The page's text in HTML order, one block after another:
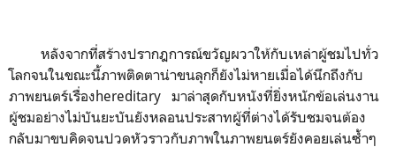
หลังจากที่สร้างปรากฎการณ์ขวัญผวาให้กับเหล่าผู้ชมไปทั่ว
โลกจนในขณะนี้ภาพติดตาน่าขนลุกก็ยังไม่หายเมื่อได้นึกถึงกับ
ภาพยนตร์เรื่องhereditary มาล่าสุดกับหนังที่ยิ่งหนักข้อเล่นงาน
ผู้ชมอย่างไม่บันยะบันยังหลอนประสาทผู้ที่ต่างได้รับชมจนต้อง
กลับมาขบคิดจนปวดหัวราวกับภาพในภาพยนตร์ยังคอยเล่นซ้ำๆ